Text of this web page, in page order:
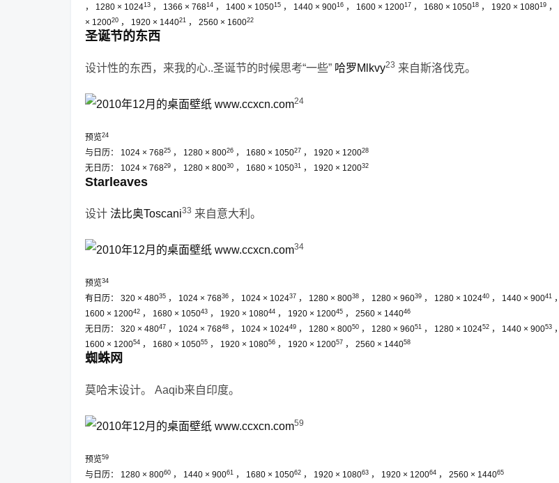
， 1280 × 102413 ， 1366 × 76814 ， 1400 × 105015 ， 1440 × 90016 ， 1600 × 120017 ， 1680 × 105018 ， 1920 × 108019 ，
× 120020 ， 1920 × 144021 ， 2560 × 160022
圣诞节的东西
设计性的东西，来我的心..圣诞节的时候思考“一些” 哈罗Mlkvy23 来自斯洛伐克。
24
预览24
与日历： 1024 × 76825 ， 1280 × 80026 ， 1680 × 105027 ， 1920 × 120028
无日历： 1024 × 76829 ， 1280 × 80030 ， 1680 × 105031 ， 1920 × 120032
Starleaves
设计 法比奥Toscani33 来自意大利。
34
预览34
有日历： 320 × 48035 ， 1024 × 76836 ， 1024 × 102437 ， 1280 × 80038 ， 1280 × 96039 ， 1280 × 102440 ， 1440 × 90041
，
1600 × 120042 ， 1680 × 105043 ， 1920 × 108044 ， 1920 × 120045 ， 2560 × 144046
无日历： 320 × 48047 ， 1024 × 76848 ， 1024 × 102449 ， 1280 × 80050 ， 1280 × 96051 ， 1280 × 102452 ， 1440 × 90053 ，
1600 × 120054 ， 1680 × 105055 ， 1920 × 108056 ， 1920 × 120057 ， 2560 × 144058
蜘蛛网
莫哈末设计。 Aaqib来自印度。
59
预览59
与日历： 1280 × 80060 ， 1440 × 90061 ， 1680 × 105062 ， 1920 × 108063 ， 1920 × 120064 ， 2560 × 144065